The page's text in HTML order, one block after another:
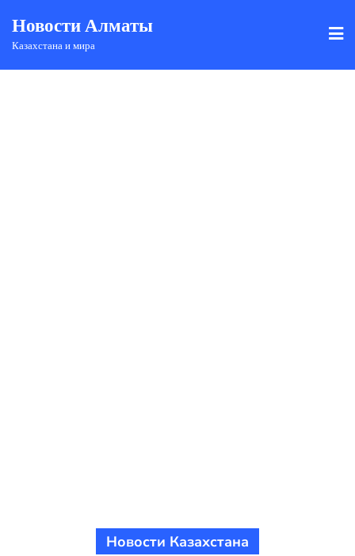
Новости Алматы
Казахстана и мира
Новости Казахстана